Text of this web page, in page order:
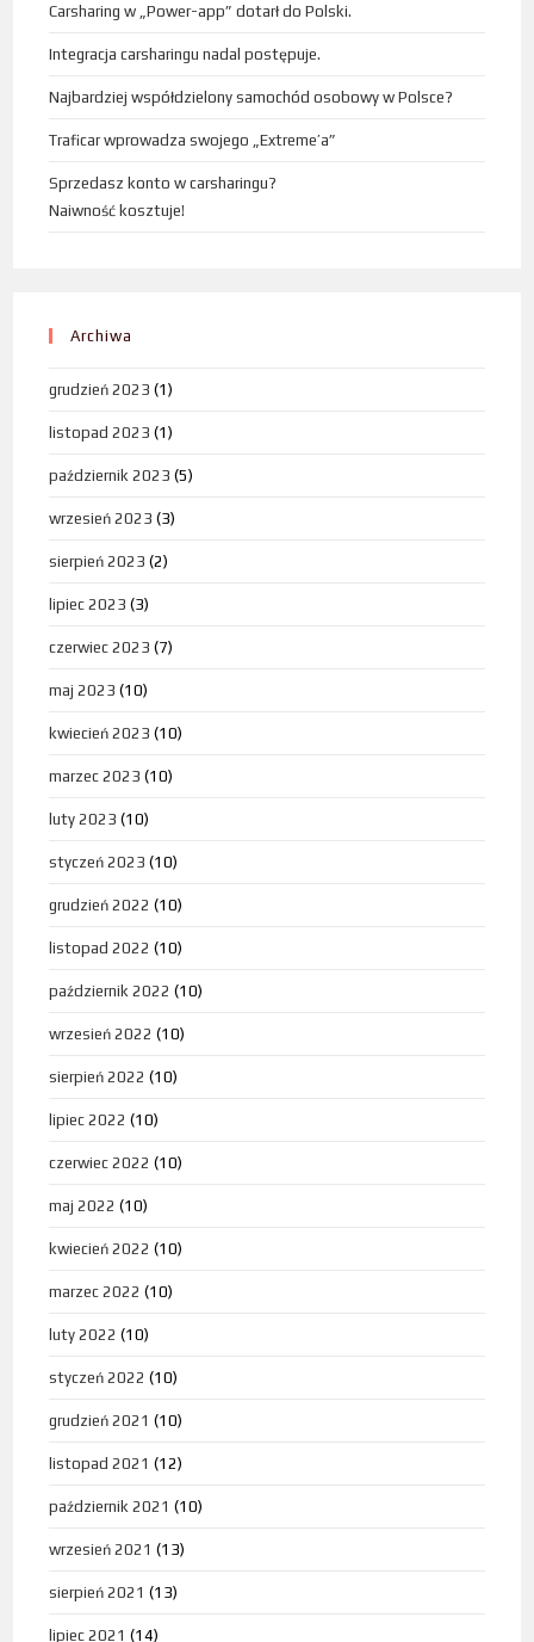
Carsharing w „Power-app” dotarł do Polski.
Integracja carsharingu nadal postępuje.
Najbardziej współdzielony samochód osobowy w Polsce?
Traficar wprowadza swojego „Extreme’a”
Sprzedasz konto w carsharingu?
Naiwność kosztuje!
Archiwa
grudzień 2023 (1)
listopad 2023 (1)
październik 2023 (5)
wrzesień 2023 (3)
sierpień 2023 (2)
lipiec 2023 (3)
czerwiec 2023 (7)
maj 2023 (10)
kwiecień 2023 (10)
marzec 2023 (10)
luty 2023 (10)
styczeń 2023 (10)
grudzień 2022 (10)
listopad 2022 (10)
październik 2022 (10)
wrzesień 2022 (10)
sierpień 2022 (10)
lipiec 2022 (10)
czerwiec 2022 (10)
maj 2022 (10)
kwiecień 2022 (10)
marzec 2022 (10)
luty 2022 (10)
styczeń 2022 (10)
grudzień 2021 (10)
listopad 2021 (12)
październik 2021 (10)
wrzesień 2021 (13)
sierpień 2021 (13)
lipiec 2021 (14)